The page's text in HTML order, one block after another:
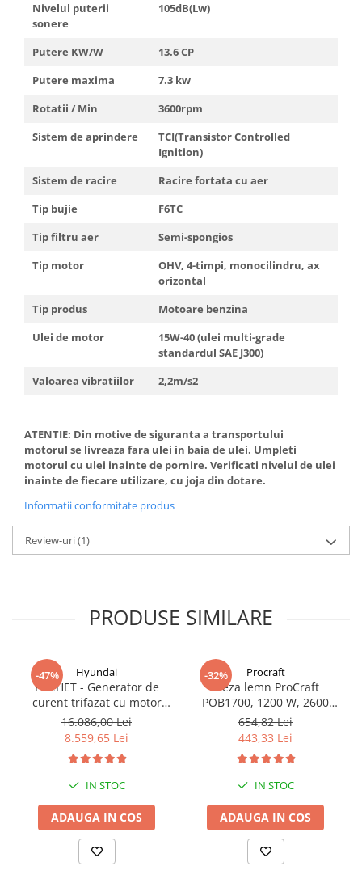
Nivelul puterii
sonere
105dB(Lw)
Putere KW/W
13.6 CP
Putere maxima
7.3 kw
Rotatii / Min
3600rpm
Sistem de aprindere
TCI(Transistor Controlled
Ignition)
Sistem de racire
Racire fortata cu aer
Tip bujie
F6TC
Tip filtru aer
Semi-spongios
Tip motor
OHV, 4-timpi, monocilindru, ax
orizontal
Tip produs
Motoare benzina
Ulei de motor
15W-40 (ulei multi-grade
standardul SAE J300)
Valoarea vibratiilor
2,2m/s2
ATENTIE: Din motive de siguranta a transportului
motorul se livreaza fara ulei in baia de ulei. Umpleti
motorul cu ulei inainte de pornire. Verificati nivelul de ulei
inainte de fiecare utilizare, cu joja din dotare.
Informatii conformitate produs
Review-uri(1)
PRODUSE SIMILARE
-47% Hyundai
PACHET - Generator de
curent trifazat cu motor
diesel Hyundai DHY8600SE-
T, putere motor 12 CP,
tensiune 380 / 220 V +
Automatizare trifazata
16.086,00 Lei
8.559,65 Lei
IN STOC
ADAUGA IN COS
-32% Procraft
Freza lemn ProCraft
POB1700, 1200 W, 2600
Rpm cu 12 freze pentru
lemn incluse in pachet
654,82 Lei
443,33 Lei
IN STOC
ADAUGA IN COS